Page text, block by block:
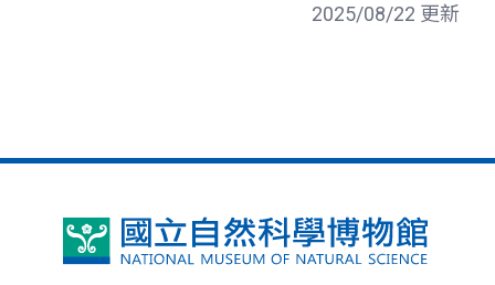
2025/08/22 更新
國